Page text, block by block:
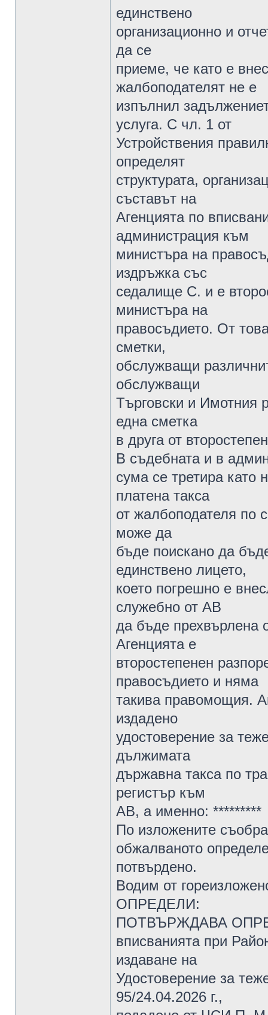
единствено
организационно и
да се
приеме, че като е
жалбоподателят не е
изпълнил
услуга. С чл. 1 от
Устройствения
определят
структурата,
съставът на
Агенцията по
администрация към
министъра на
издръжка със
седалище С. и е
министъра на
правосъдието. От
сметки,
обслужващи
обслужващи
Търговски и Имотния
една сметка
в друга от
В съдебната и в
сума се третира
платена такса
от жалбоподателя по
може да
бъде поискано да
единствено лицето,
което погрешно е
служебно от АВ
да бъде прехвърлена
Агенцията е
второстепенен
правосъдието и няма
такива правомощия.
издадено
удостоверение за
дължимата
държавна такса по
регистър към
АВ, а именно: *********
По изложените
обжалваното
потвърдено.
Водим от
ОПРЕДЕЛИ:
ПОТВЪРЖДАВА
вписванията при
издаване на
Удостоверение за
95/24.04.2026 г.,